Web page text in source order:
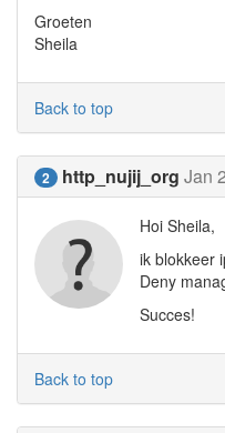
Groeten
Sheila
Back to top
2 http_nujij_org Jan
Hoi Sheila,
ik blokkeer
Deny
Succes!
Back to top